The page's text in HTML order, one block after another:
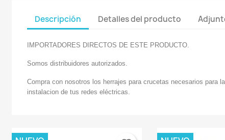
Descripción Detalles del producto
IMPORTADORES DIRECTOS DE ESTE PRODUCTO.
Somos distribuidores autorizados.
Compra con nosotros los herrajes para crucetas necesarios para
instalacion de tus redes eléctricas.